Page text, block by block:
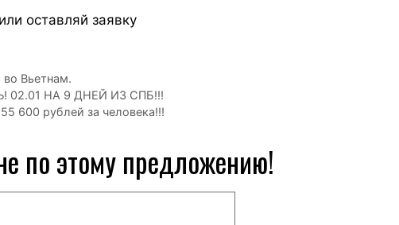
оставляй заявку
Вьетнам.
02.01 НА 9 ДНЕЙ ИЗ СПБ!!!
600 рублей за человека!!!
по этому предложению!